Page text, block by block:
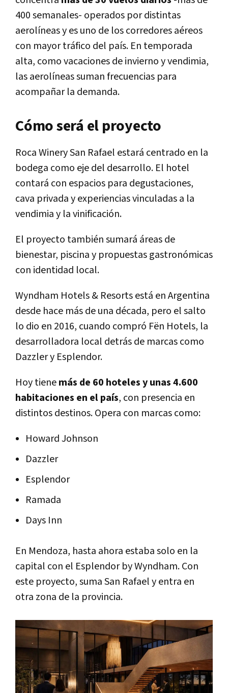
400 semanales- operados por distintas
aerolíneas y es uno de los corredores aéreos
con mayor tráfico del país. En temporada
alta, como vacaciones de invierno y vendimia,
las aerolíneas suman frecuencias para
acompañar la demanda.
Cómo será el proyecto
Roca Winery San Rafael estará centrado en la
bodega como eje del desarrollo. El hotel
contará con espacios para degustaciones,
cava privada y experiencias vinculadas a la
vendimia y la vinificación.
El proyecto también sumará áreas de
bienestar, piscina y propuestas gastronómicas
con identidad local.
Wyndham Hotels & Resorts está en Argentina
desde hace más de una década, pero el salto
lo dio en 2016, cuando compró Fën Hotels, la
desarrolladora local detrás de marcas como
Dazzler y Esplendor.
Hoy tienemás de 60 hoteles y unas 4.600
habitaciones en el país, con presencia en
distintos destinos. Opera con marcas como:
Howard Johnson
Dazzler
Esplendor
Ramada
Days Inn
En Mendoza, hasta ahora estaba solo en la
capital con el Esplendor by Wyndham. Con
este proyecto, suma San Rafael y entra en
otra zona de la provincia.